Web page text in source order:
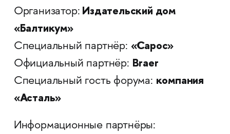
Организатор: Издательский дом
«Балтикум»
Специальный партнёр: «Сарос»
Официальный партнёр: Braer
Специальный гость форума: компания
«Асталь»
Информационные партнёры: